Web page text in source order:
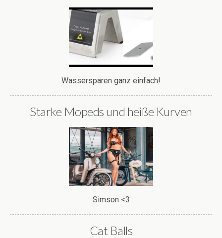
Wassersparen ganz einfach!
Starke Mopeds und heiße Kurven
Simson <3
Cat Balls